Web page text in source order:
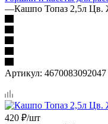
—Кашпо Топаз 2,5л Цв.
Артикул: 4670083092047
420 ₽/шт